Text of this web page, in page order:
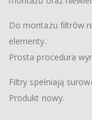
Do montażu filtrów
elementy.
Prosta procedura
Filtry spełniają
Produkt nowy.